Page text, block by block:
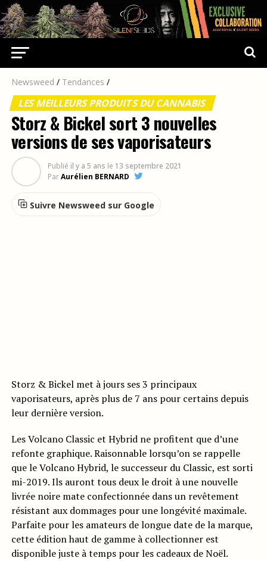
Newsweed / Tendances /
LES MEILLEURS PRODUITS DU CANNABIS
Storz & Bickel sort 3 nouvelles
versions de ses vaporisateurs
Publié il y a 5 ans le 13 septembre 2021
ParAurélien BERNARD
Suivre Newsweed sur Google
Storz & Bickel met à jours ses 3 principaux
vaporisateurs, après plus de 7 ans pour certains depuis
leur dernière version.
Les Volcano Classic et Hybrid ne profitent que d’une
refonte graphique. Raisonnable lorsqu’on se rappelle
que le Volcano Hybrid, le successeur du Classic, est sorti
mi-2019. Ils auront tous deux le droit à une nouvelle
livrée noire mate confectionnée dans un revêtement
résistant aux dommages pour une longévité maximale.
Parfaite pour les amateurs de longue date de la marque,
cette édition haut de gamme à collectionner est
disponible juste à temps pour les cadeaux de Noël.